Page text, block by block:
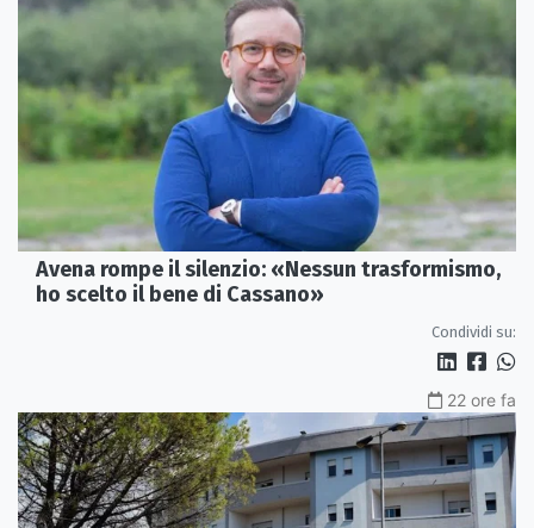
Avena rompe il silenzio: «Nessun trasformismo,
ho scelto il bene di Cassano»
Condividi su:
22 ore fa